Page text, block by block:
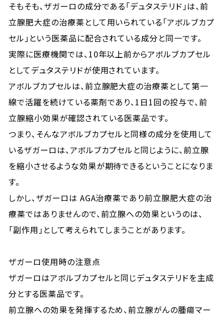
そもそも、ザガーロの成分である「デュタステリド」は、前
立腺肥大症の治療薬として用いられている「アボルブカプ
セル」という医薬品に配合されている成分と同一です。
実際に医療機関では、10年以上前からアボルブカプセル
としてデュタステリドが使用されています。
アボルブカプセルは、前立腺肥大症の治療薬として第一
線で活躍を続けている薬剤であり、1日1回の投与で、前
立腺縮小効果が確認されている医薬品です。
つまり、そんなアボルブカプセルと同様の成分を使用して
いるザガーロは、アボルブカプセルと同じように、前立腺
を縮小させるような効果が期待できるということになりま
す。
しかし、ザガーロは AGA治療薬であり前立腺肥大症の治
療薬ではありませんので、前立腺への効果というのは、
「副作用」として考えられてしまうことがあります。
ザガーロ使用時の注意点
ザガーロはアボルブカプセルと同じデュタステリドを主成
分とする医薬品です。
前立腺への効果を発揮するため、前立腺がんの腫瘍マー